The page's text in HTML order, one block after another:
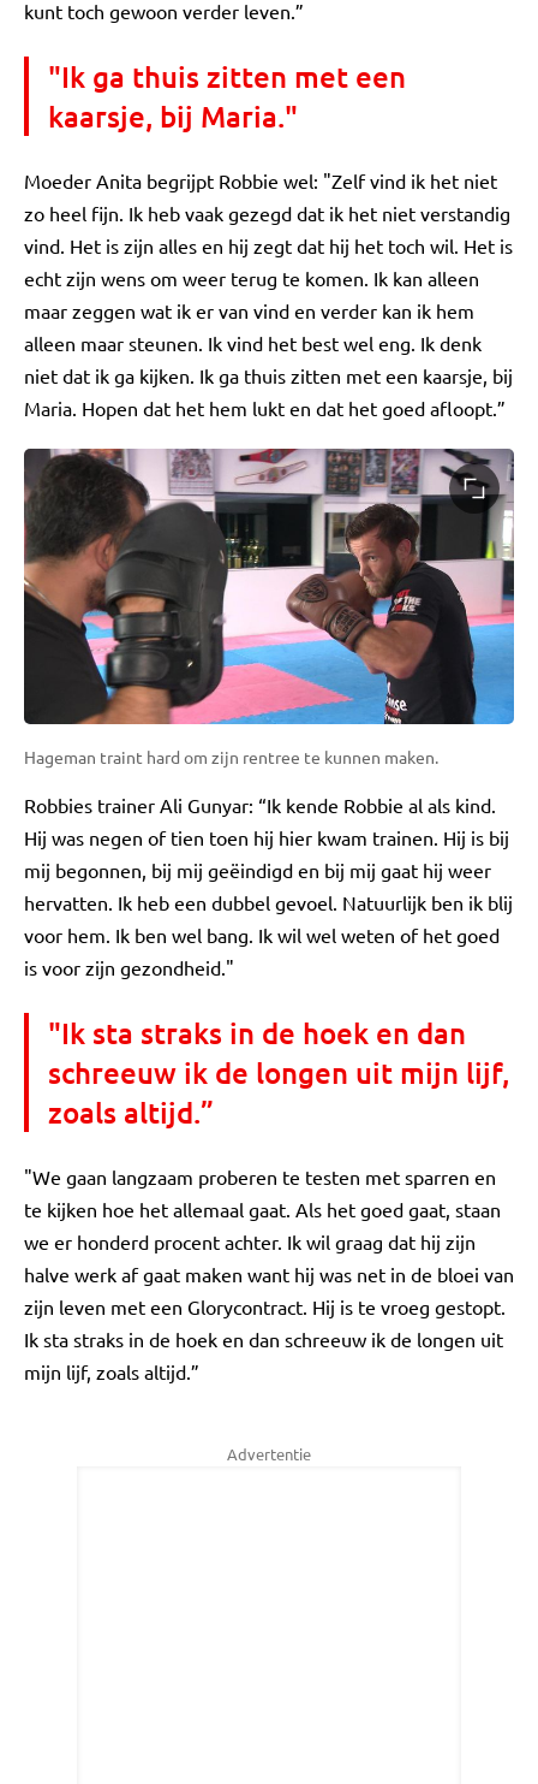
kunt toch gewoon verder leven.”
"Ik ga thuis zitten met een
kaarsje, bij Maria."
Moeder Anita begrijpt Robbie wel: "Zelf vind ik het niet
zo heel fijn. Ik heb vaak gezegd dat ik het niet verstandig
vind. Het is zijn alles en hij zegt dat hij het toch wil. Het is
echt zijn wens om weer terug te komen. Ik kan alleen
maar zeggen wat ik er van vind en verder kan ik hem
alleen maar steunen. Ik vind het best wel eng. Ik denk
niet dat ik ga kijken. Ik ga thuis zitten met een kaarsje, bij
Maria. Hopen dat het hem lukt en dat het goed afloopt.”
Hageman traint hard om zijn rentree te kunnen maken.
Robbies trainer Ali Gunyar: “Ik kende Robbie al als kind.
Hij was negen of tien toen hij hier kwam trainen. Hij is bij
mij begonnen, bij mij geëindigd en bij mij gaat hij weer
hervatten. Ik heb een dubbel gevoel. Natuurlijk ben ik blij
voor hem. Ik ben wel bang. Ik wil wel weten of het goed
is voor zijn gezondheid."
"Ik sta straks in de hoek en dan
schreeuw ik de longen uit mijn lijf,
zoals altijd.”
"We gaan langzaam proberen te testen met sparren en
te kijken hoe het allemaal gaat. Als het goed gaat, staan
we er honderd procent achter. Ik wil graag dat hij zijn
halve werk af gaat maken want hij was net in de bloei van
zijn leven met een Glorycontract. Hij is te vroeg gestopt.
Ik sta straks in de hoek en dan schreeuw ik de longen uit
mijn lijf, zoals altijd.”
Advertentie